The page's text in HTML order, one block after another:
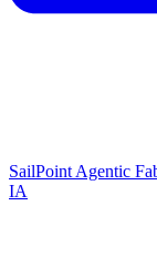
SailPoint Agentic
IA